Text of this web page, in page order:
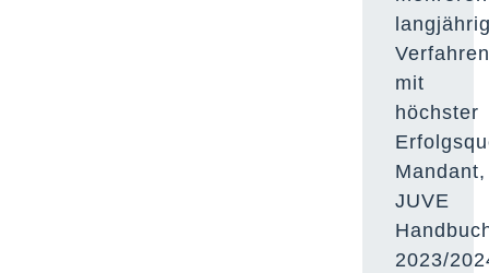
mit
höchster
Mandant,
JUVE
2023/